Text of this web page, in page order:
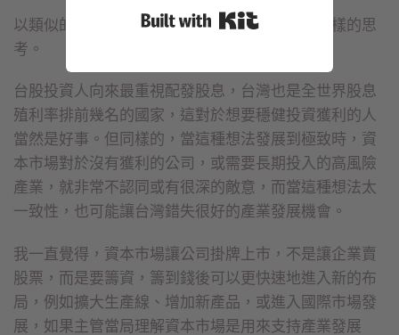
以類似的角度來看台灣資本市場，也可以有不一樣的思
考。
台股投資人向來最重視配發股息，台灣也是全世界股息
殖利率排前幾名的國家，這對於想要穩健投資獲利的人
當然是好事。但同樣的，當這種想法發展到極致時，資
本市場對於沒有獲利的公司，或需要長期投入的高風險
產業，就非常不認同或有很深的敵意，而當這種想法太
一致性，也可能讓台灣錯失很好的產業發展機會。
我一直覺得，資本市場讓公司掛牌上市，不是讓企業賣
股票，而是要籌資，籌到錢後可以更快速地進入新的布
局，例如擴大生產線、增加新產品，或進入國際市場發
展，如果主管當局理解資本市場是用來支持產業發展
Built with Kit